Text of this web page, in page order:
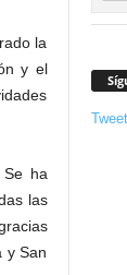
la
y el
ha
las
y San